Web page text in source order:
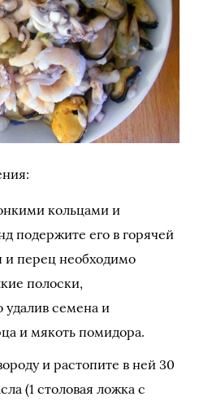
кольцами и
подержите его в горячей
перец необходимо
полоски,
удалив семена и
и мякоть помидора.
и растопите в ней 30
(1 столовая ложка с